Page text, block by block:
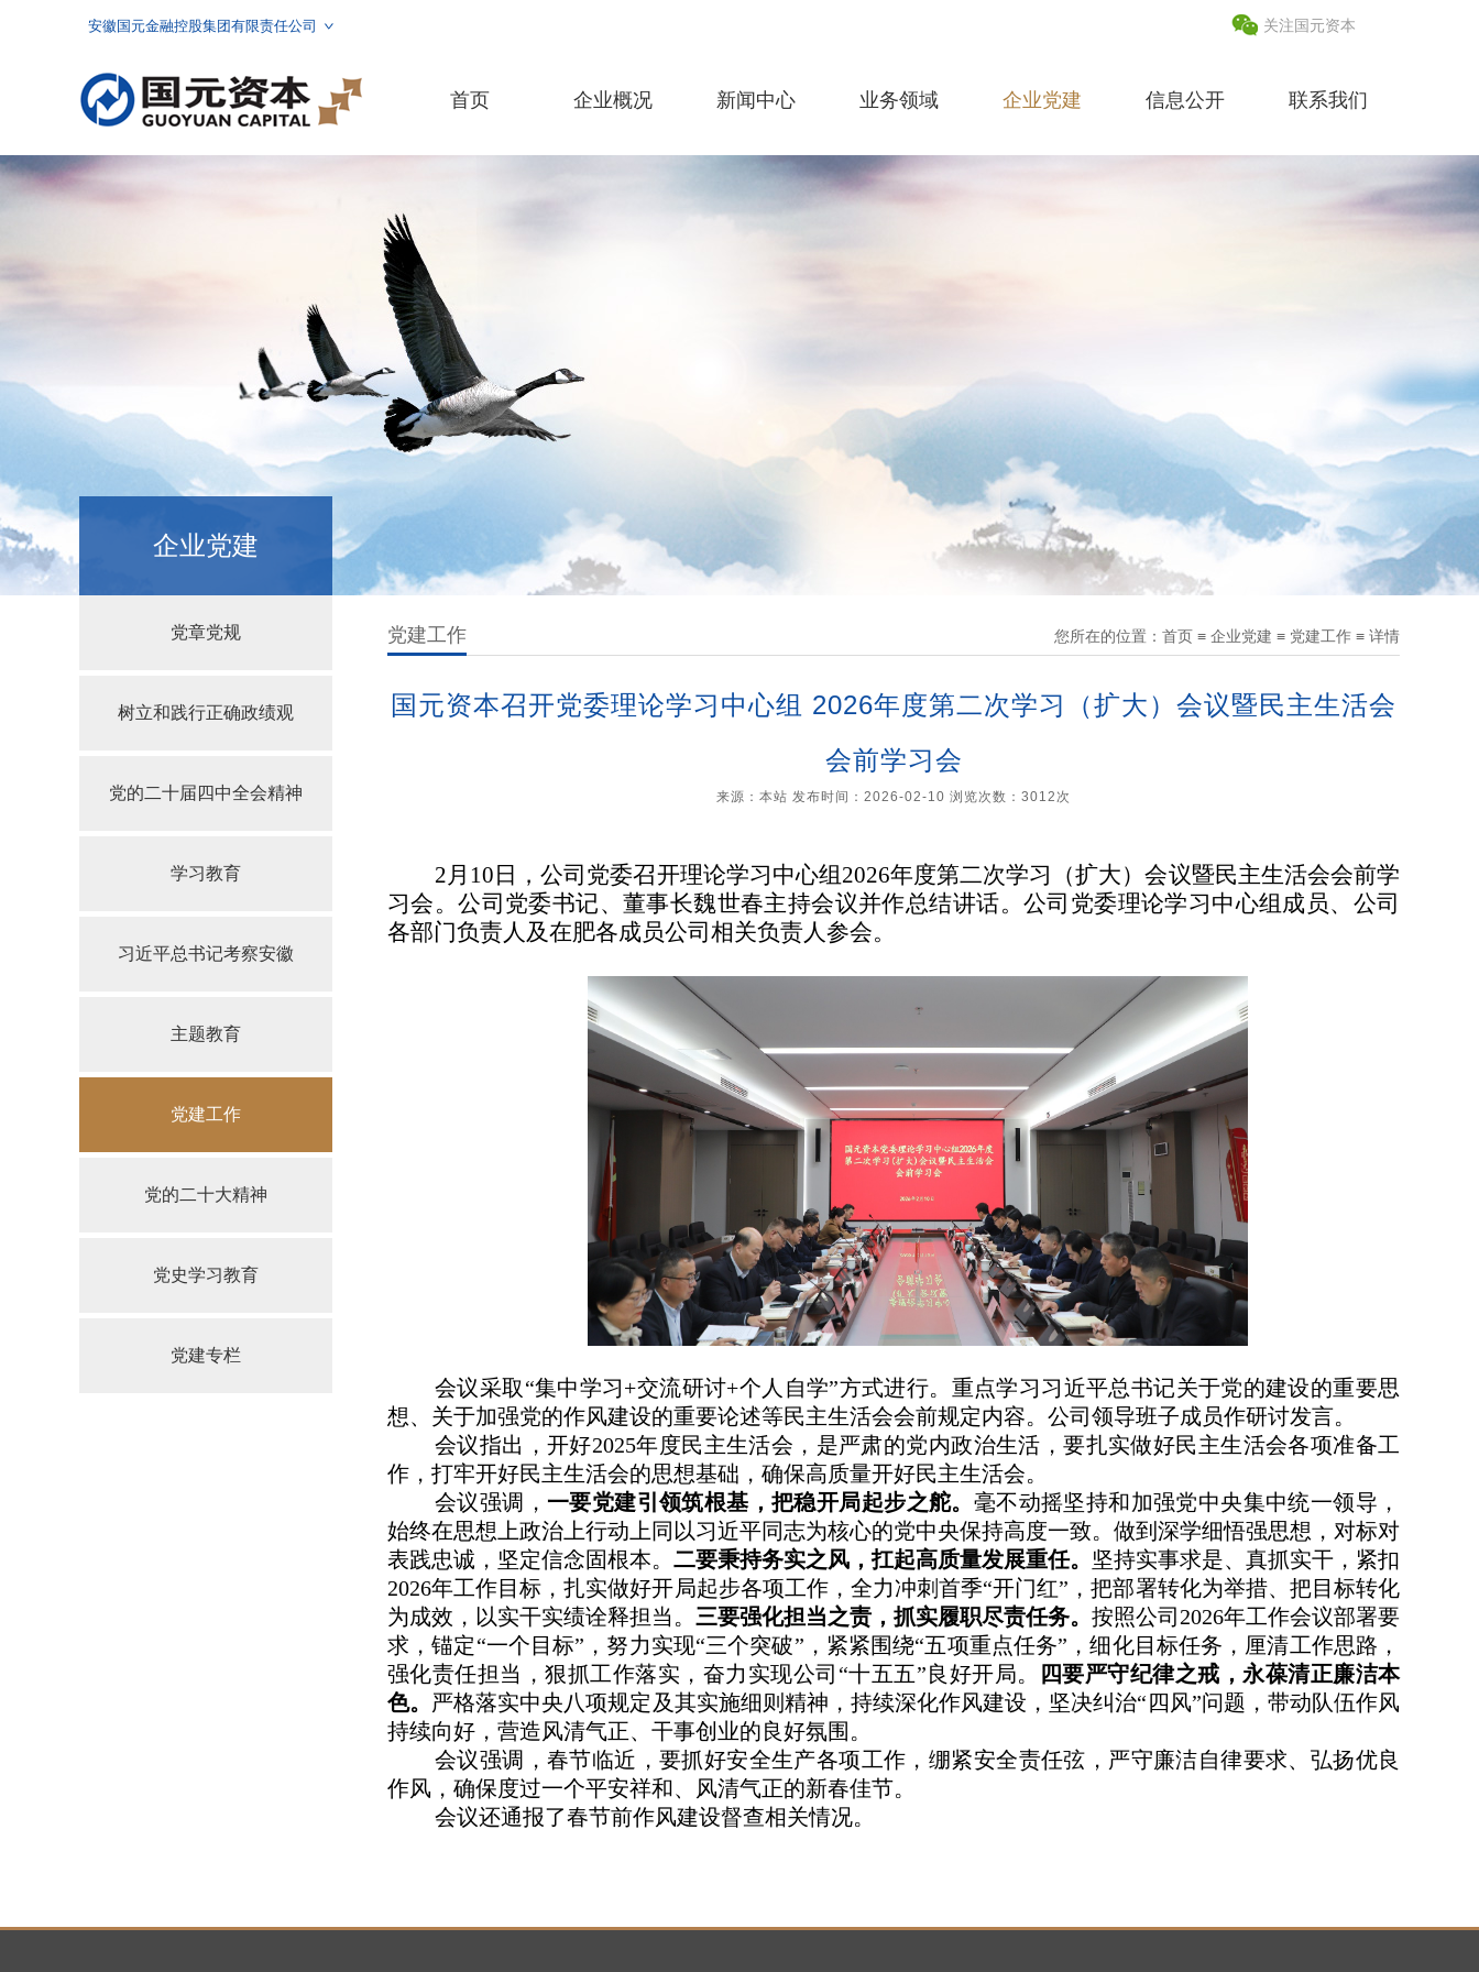
安徽国元金融控股集团有限责任公司 关注国元资本
首页 企业概况 新闻中心 业务领域 企业党建 信息公开 联系我们
企业党建
党章党规
树立和践行正确政绩观
党的二十届四中全会精神
学习教育
习近平总书记考察安徽
主题教育
党建工作
党的二十大精神
党史学习教育
党建专栏
党建工作 您所在的位置： 首页 ≡ 企业党建 ≡ 党建工作 ≡ 详情
国元资本召开党委理论学习中心组 2026年度第二次学习（扩大）会议暨民主生活会
会前学习会
来源：本站 发布时间：2026-02-10 浏览次数： 3012 次
2月10日，公司党委召开理论学习中心组2026年度第二次学习（扩大）会议暨民主生活会会前学
习会。公司党委书记、董事长魏世春主持会议并作总结讲话。公司党委理论学习中心组成员、公司
各部门负责人及在肥各成员公司相关负责人参会。
会议采取“集中学习+交流研讨+个人自学”方式进行。重点学习习近平总书记关于党的建设的重要思
想、关于加强党的作风建设的重要论述等民主生活会会前规定内容。公司领导班子成员作研讨发言。
会议指出，开好2025年度民主生活会，是严肃的党内政治生活，要扎实做好民主生活会各项准备工
作，打牢开好民主生活会的思想基础，确保高质量开好民主生活会。
会议强调， 一要党建引领筑根基，把稳开局起步之舵。 毫不动摇坚持和加强党中央集中统一领导，
始终在思想上政治上行动上同以习近平同志为核心的党中央保持高度一致。做到深学细悟强思想，对标对
表践忠诚，坚定信念固根本。 二要秉持务实之风，扛起高质量发展重任。 坚持实事求是、真抓实干，紧扣
2026年工作目标，扎实做好开局起步各项工作，全力冲刺首季“开门红”，把部署转化为举措、把目标转化
为成效，以实干实绩诠释担当。 三要强化担当之责，抓实履职尽责任务。 按照公司2026年工作会议部署要
求，锚定“一个目标”，努力实现“三个突破”，紧紧围绕“五项重点任务”，细化目标任务，厘清工作思路，
强化责任担当，狠抓工作落实，奋力实现公司“十五五”良好开局。
四要严守纪律之戒，永葆清正廉洁本
色。 严格落实中央八项规定及其实施细则精神，持续深化作风建设，坚决纠治“四风”问题，带动队伍作风
持续向好，营造风清气正、干事创业的良好氛围。
会议强调，春节临近，要抓好安全生产各项工作，绷紧安全责任弦，严守廉洁自律要求、弘扬优良
作风，确保度过一个平安祥和、风清气正的新春佳节。
会议还通报了春节前作风建设督查相关情况。